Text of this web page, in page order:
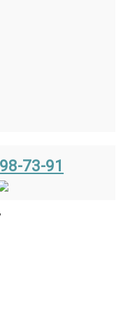
73-91